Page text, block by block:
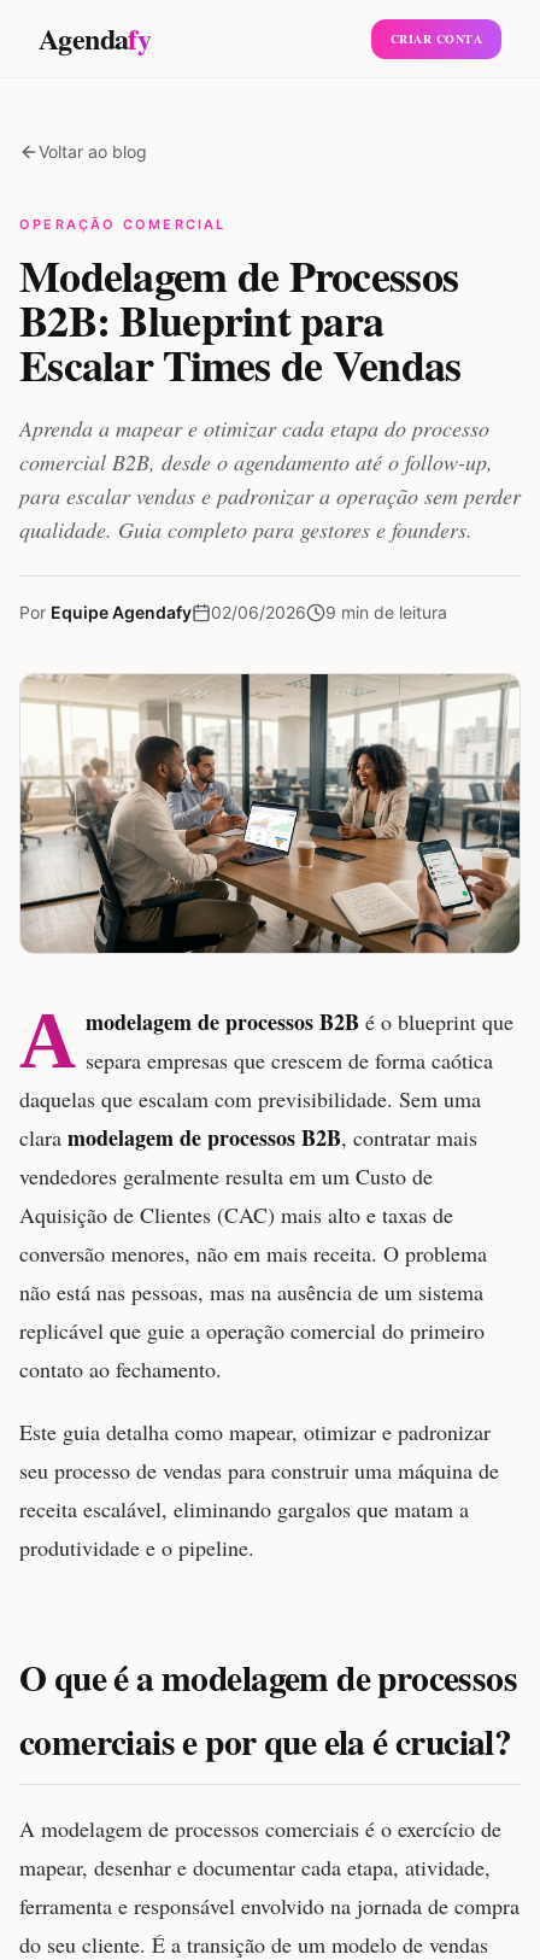
Agendafy CRIAR CONTA
Voltar ao blog
OPERAÇÃO COMERCIAL
Modelagem de Processos
B2B: Blueprint para
Escalar Times de Vendas
Aprenda a mapear e otimizar cada etapa do processo
comercial B2B, desde o agendamento até o follow-up,
para escalar vendas e padronizar a operação sem perder
qualidade. Guia completo para gestores e founders.
Por Equipe Agendafy 02/06/2026 9 min de leitura
A modelagem de processos B2Bé o blueprint que
separa empresas que crescem de forma caótica
daquelas que escalam com previsibilidade. Sem uma
clara modelagem de processos B2B, contratar mais
vendedores geralmente resulta em um Custo de
Aquisição de Clientes (CAC) mais alto e taxas de
conversão menores, não em mais receita. O problema
não está nas pessoas, mas na ausência de um sistema
replicável que guie a operação comercial do primeiro
contato ao fechamento.
Este guia detalha como mapear, otimizar e padronizar
seu processo de vendas para construir uma máquina de
receita escalável, eliminando gargalos que matam a
produtividade e o pipeline.
O que é a modelagem de processos
comerciais e por que ela é crucial?
A modelagem de processos comerciais é o exercício de
mapear, desenhar e documentar cada etapa, atividade,
ferramenta e responsável envolvido na jornada de compra
do seu cliente. É a transição de um modelo de vendas